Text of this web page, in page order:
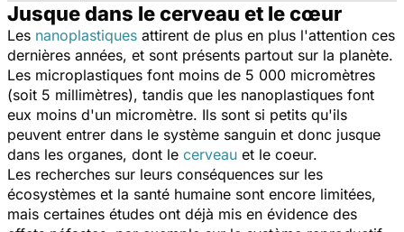
Jusque dans le cerveau et le cœur
Les nanoplastiques attirent de plus en plus l'attention ces
dernières années, et sont présents partout sur la planète.
Les microplastiques font moins de 5 000 micromètres
(soit 5 millimètres), tandis que les nanoplastiques font
eux moins d'un micromètre. Ils sont si petits qu'ils
peuvent entrer dans le système sanguin et donc jusque
dans les organes, dont le cerveau et le coeur.
Les recherches sur leurs conséquences sur les
écosystèmes et la santé humaine sont encore limitées,
mais certaines études ont déjà mis en évidence des